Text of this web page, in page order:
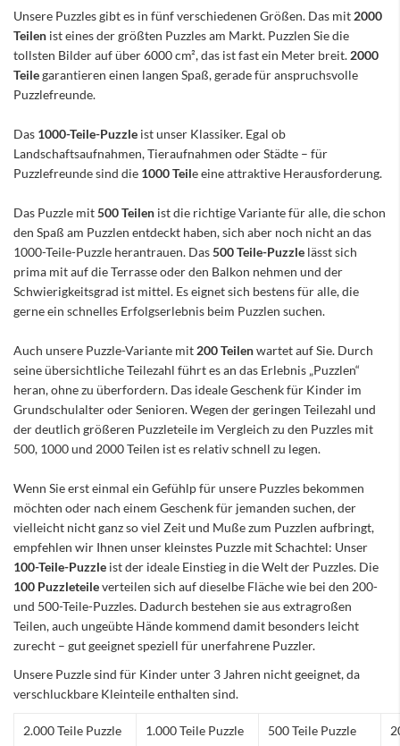
Unsere Puzzles gibt es in fünf verschiedenen Größen. Das mit 2000
Teilen ist eines der größten Puzzles am Markt. Puzzlen Sie die
tollsten Bilder auf über 6000 cm², das ist fast ein Meter breit. 2000
Teilegarantieren einen langen Spaß, gerade für anspruchsvolle
Puzzlefreunde.
Das 1000-Teile-Puzzle ist unser Klassiker. Egal ob
Landschaftsaufnahmen, Tieraufnahmen oder Städte – für
Puzzlefreunde sind die 1000 Teile eine attraktive Herausforderung.
Das Puzzle mit500 Teilen ist die richtige Variante für alle, die schon
den Spaß am Puzzlen entdeckt haben, sich aber noch nicht an das
1000-Teile-Puzzle herantrauen. Das500 Teile-Puzzle lässt sich
prima mit auf die Terrasse oder den Balkon nehmen und der
Schwierigkeitsgrad ist mittel. Es eignet sich bestens für alle, die
gerne ein schnelles Erfolgserlebnis beim Puzzlen suchen.
Auch unsere Puzzle-Variante mit 200 Teilenwartet auf Sie. Durch
seine übersichtliche Teilezahl führt es an das Erlebnis „Puzzlen“
heran, ohne zu überfordern. Das ideale Geschenk für Kinder im
Grundschulalter oder Senioren. Wegen der geringen Teilezahl und
der deutlich größeren Puzzleteile im Vergleich zu den Puzzles mit
500, 1000 und 2000 Teilen ist es relativ schnell zu legen.
Wenn Sie erst einmal ein Gefühlp für unsere Puzzles bekommen
möchten oder nach einem Geschenk für jemanden suchen, der
vielleicht nicht ganz so viel Zeit und Muße zum Puzzlen aufbringt,
empfehlen wir Ihnen unser kleinstes Puzzle mit Schachtel: Unser
100-Teile-Puzzle ist der ideale Einstieg in die Welt der Puzzles. Die
100 Puzzleteileverteilen sich auf dieselbe Fläche wie bei den 200-
und 500-Teile-Puzzles. Dadurch bestehen sie aus extragroßen
Teilen, auch ungeübte Hände kommend damit besonders leicht
zurecht – gut geeignet speziell für unerfahrene Puzzler.
Unsere Puzzle sind für Kinder unter 3 Jahren nicht geeignet, da
verschluckbare Kleinteile enthalten sind.
2.000 Teile Puzzle 1.000 Teile Puzzle 500 Teile Puzzle